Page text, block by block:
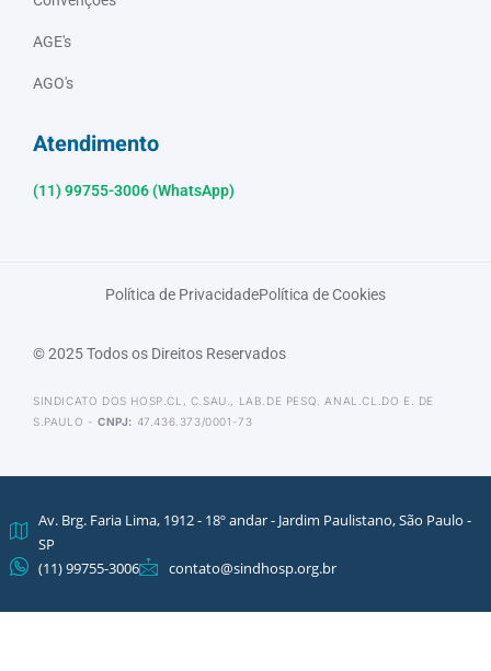
AGE's
AGO's
Atendimento
(11) 99755-3006 (WhatsApp)
Política de PrivacidadePolítica de Cookies
© 2025 Todos os Direitos Reservados
SINDICATO DOS HOSP.CL, C.SAU., LAB.DE PESQ. ANAL.CL.DO E. DE
S.PAULO - CNPJ: 47.436.373/0001-73
Av. Brg. Faria Lima, 1912 - 18º andar - Jardim Paulistano, São Paulo -
SP
(11) 99755-3006
contato@sindhosp.org.br